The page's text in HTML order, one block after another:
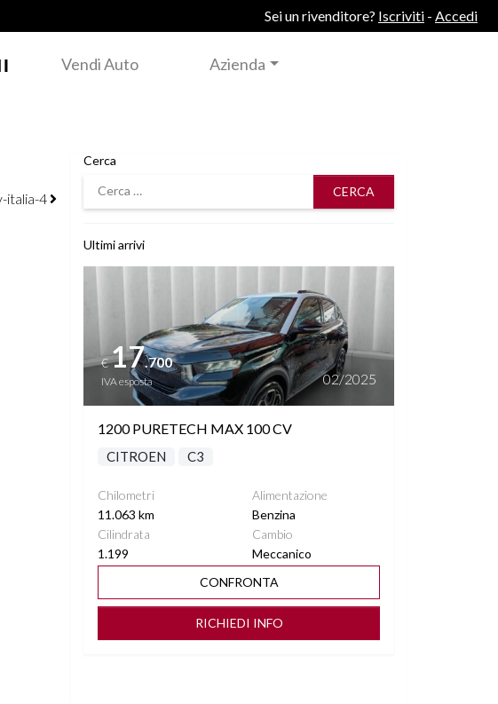
Sei un rivenditore? Iscriviti - Accedi
Vendi Auto Azienda
italia-4
Cerca
Cerca
Ultimi arrivi
Vedi dettagli
€17.700
IVA esposta 02/2025
1200 PURETECH MAX 100 CV
CITROEN C3
Chilometri
11.063 km
Alimentazione
Benzina
Cilindrata
1.199
Cambio
Meccanico
CONFRONTA
RICHIEDI INFO